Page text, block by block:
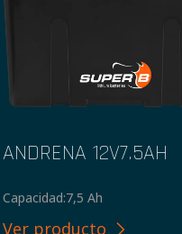
ANDRENA 12V7.5AH
Capacidad:7,5 Ah
Ver producto